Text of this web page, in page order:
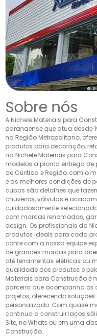
Sobre nós
A Nichele Materiais para
paranaense que atua desde
na Região Metropolitana,
produtos para decoração,
na Nichele Materiais para
modelos a pronta entrega de
de Curitiba e Região, com o
e as melhores condições de
cubas são detalhes que
chuveiros, válvulas e
cuidadosamente
com marcas renomadas,
design. Os profissionais da
produtos ideais para cada
conte com a nossa equipe
de grandes marcas para
até ferramentas elétricas ou
qualidade dos produtos e
Materiais para Construção é
parceira que acompanha os
projetos, oferecendo
personalizado. Com quase
continua a construir laços
Site, no Whats ou em uma
Construção.